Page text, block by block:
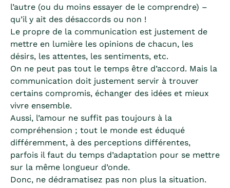
l’autre (ou du moins essayer de le comprendre) –
qu’il y ait des désaccords ou non !
Le propre de la communication est justement de
mettre en lumière les opinions de chacun, les
désirs, les attentes, les sentiments, etc.
On ne peut pas tout le temps être d’accord. Mais la
communication doit justement servir à trouver
certains compromis, échanger des idées et mieux
vivre ensemble.
Aussi, l’amour ne suffit pas toujours à la
compréhension ; tout le monde est éduqué
différemment, à des perceptions différentes,
parfois il faut du temps d’adaptation pour se mettre
sur la même longueur d’onde.
Donc, ne dédramatisez pas non plus la situation.